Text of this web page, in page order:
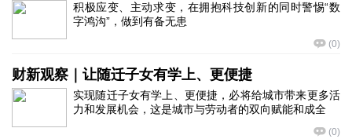
积极应变、主动求变，在拥抱科技创新的同时警惕“数
字鸿沟”，做到有备无患
(0)
财新观察｜让随迁子女有学上、更便捷
实现随迁子女有学上、更便捷，必将给城市带来更多活
力和发展机会，这是城市与劳动者的双向赋能和成全
(0)